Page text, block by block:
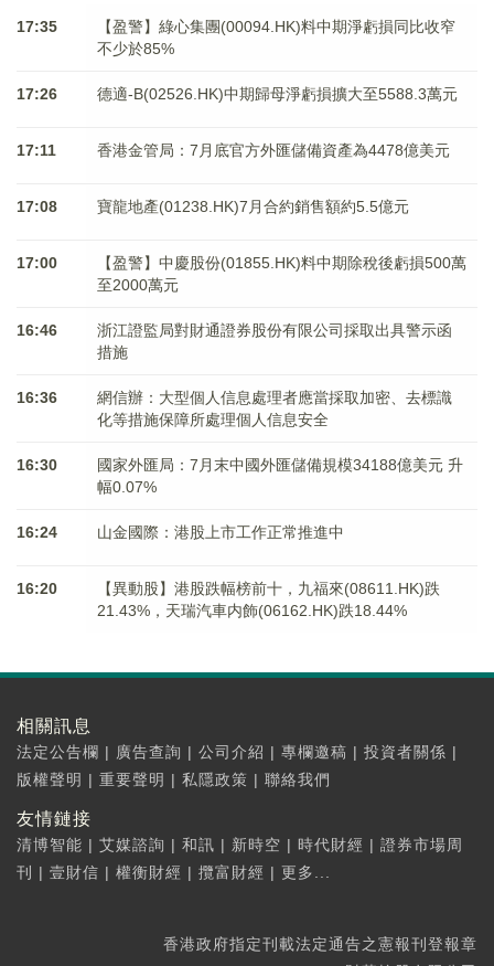
17:35
【盈警】綠心集團(00094.HK)料中期淨虧損同比收窄
不少於85%
17:26 德適-B(02526.HK)中期歸母淨虧損擴大至5588.3萬元
17:11 香港金管局：7月底官方外匯儲備資產為4478億美元
17:08 寶龍地產(01238.HK)7月合約銷售額約5.5億元
17:00
【盈警】中慶股份(01855.HK)料中期除稅後虧損500萬
至2000萬元
16:46
浙江證監局對財通證券股份有限公司採取出具警示函
措施
16:36
網信辦：大型個人信息處理者應當採取加密、去標識
化等措施保障所處理個人信息安全
16:30
國家外匯局：7月末中國外匯儲備規模34188億美元 升
幅0.07%
16:24 山金國際：港股上市工作正常推進中
16:20
【異動股】港股跌幅榜前十，九福來(08611.HK)跌
21.43%，天瑞汽車内飾(06162.HK)跌18.44%
相關訊息
法定公告欄 | 廣告查詢 | 公司介紹 | 專欄邀稿 | 投資者關係 |
版權聲明 | 重要聲明 | 私隱政策 | 聯絡我們
友情鏈接
清博智能 | 艾媒諮詢 | 和訊 | 新時空 | 時代財經 | 證券市場周
刊
| 壹財信 | 權衡財經 | 攬富財經 | 更多...
香港政府指定刊載法定通告之憲報刊登報章